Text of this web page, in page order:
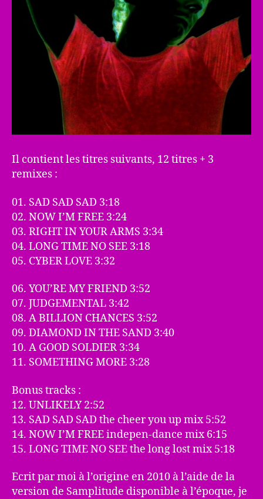
Il contient les titres suivants, 12 titres + 3
remixes :
01. SAD SAD SAD 3:18
02. NOW I’M FREE 3:24
03. RIGHT IN YOUR ARMS 3:34
04. LONG TIME NO SEE 3:18
05. CYBER LOVE 3:32
06. YOU’RE MY FRIEND 3:52
07. JUDGEMENTAL 3:42
08. A BILLION CHANCES 3:52
09. DIAMOND IN THE SAND 3:40
10. A GOOD SOLDIER 3:34
11. SOMETHING MORE 3:28
Bonus tracks :
12. UNLIKELY 2:52
13. SAD SAD SAD the cheer you up mix 5:52
14. NOW I’M FREE indepen-dance mix 6:15
15. LONG TIME NO SEE the long lost mix 5:18
Ecrit par moi à l’origine en 2010 à l’aide de la
version de Samplitude disponible à l’époque, je